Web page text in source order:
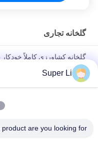
گلخانه تجاری
گلخانه کشاورزی کاملاً
فیلم PE 150/200 میکرون
گلخانه تونل بلند تک دهانه با
فیلم پلی اتیلن 150/200 میکرون با تهویه دستی یا برقی غلتکی
Super Li
are you looking for?